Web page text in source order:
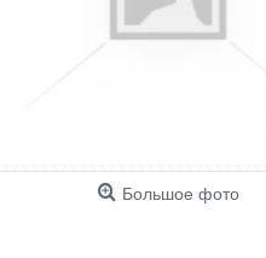
Большое фото